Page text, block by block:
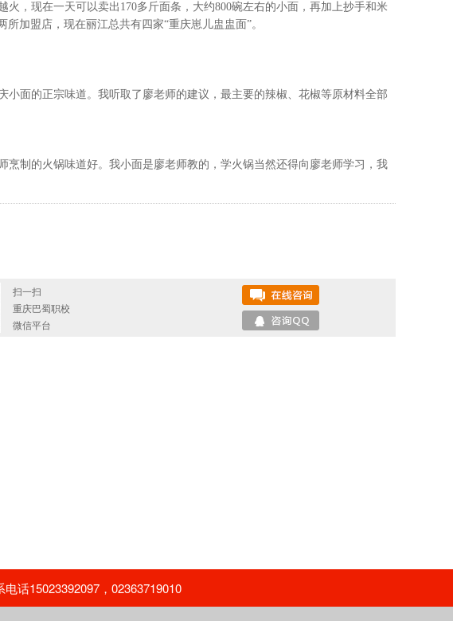
火，现在一天可以卖出 170多斤面条，大约800碗左右的小面，再加上抄手和米
加盟店，现在丽江总共有四家“重庆崽儿盅盅面”。
面的正宗味道。我听取了廖老师的建议，最主要的辣椒、花椒等原材料全部
制的火锅味道好。我小面是廖老师教的，学火锅当然还得向廖老师学习，我
扫一扫
重庆巴蜀职校
微信平台
话15023392097，02363719010